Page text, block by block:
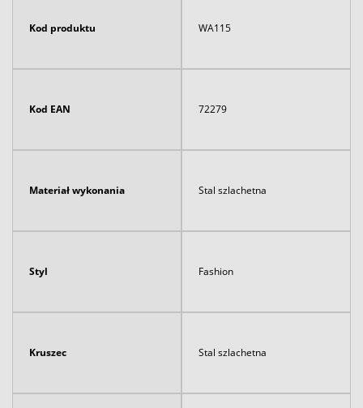
Kod produktu WA115
Kod EAN 72279
Materiał wykonania Stal szlachetna
Styl Fashion
Kruszec Stal szlachetna